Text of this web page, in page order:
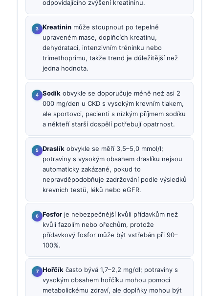
odpovídajícího zvýšení kreatininu.
Kreatinin může stoupnout po tepelně
upraveném mase, doplňcích kreatinu,
dehydrataci, intenzivním tréninku nebo
trimethoprimu, takže trend je důležitější než
jedna hodnota.
Sodík obvykle se doporučuje méně než asi 2
000 mg/den u CKD s vysokým krevním tlakem,
ale sportovci, pacienti s nízkým příjmem sodíku
a někteří starší dospělí potřebují opatrnost.
Draslík obvykle se měří 3,5–5,0 mmol/l;
potraviny s vysokým obsahem draslíku nejsou
automaticky zakázané, pokud to
nepravděpodobňuje zadržování podle výsledků
krevních testů, léků nebo eGFR.
Fosfor je nebezpečnější kvůli přídavkům než
kvůli fazolím nebo ořechům, protože
přídavkový fosfor může být vstřebán při 90–
100%.
Hořčík často bývá 1,7–2,2 mg/dl; potraviny s
vysokým obsahem hořčíku mohou pomoci
metabolickému zdraví, ale doplňky mohou být